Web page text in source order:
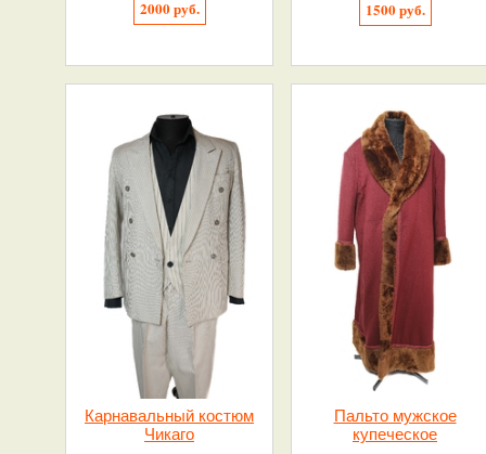
2000 руб. 1500 руб.
Карнавальный костюм
Чикаго
Пальто мужское
купеческое